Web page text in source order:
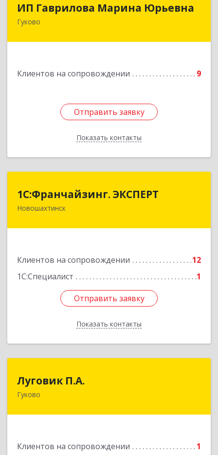
ИП Гаврилова Марина Юрьевна
Гуково
Клиентов на сопровождении 9
Отправить заявку
Показать контакты
Отправить заявку
Назад
1С:Франчайзинг. ЭКСПЕРТ
Новошахтинск
Клиентов на сопровождении
12
1С:Специалист
1
Отправить заявку
Показать контакты
1С:Франчайзинг. ЭКСПЕРТ
346901, Ростовская обл, Новошахтинск г,
Отправить заявку
Назад
Луговик П.А.
Гуково
Клиентов на сопровождении 1